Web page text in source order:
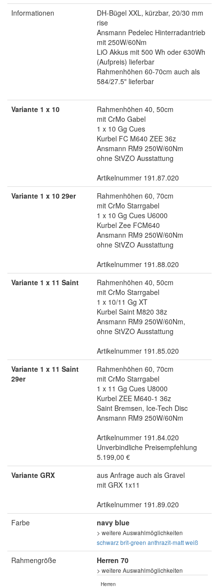
Informationen
DH-Bügel XXL, kürzbar, 20/30 mm
rise
Ansmann Pedelec Hinterradantrieb
mit 250W/60Nm
LiO Akkus mit 500 Wh oder 630Wh
(Aufpreis) lieferbar
Rahmenhöhen 60-70cm auch als
584/27.5" lieferbar
Variante 1 x 10
Rahmenhöhen 40, 50cm
mit CrMo Gabel
1 x 10 Gg Cues
Kurbel FC M640 ZEE 36z
Ansmann RM9 250W/60Nm
ohne StVZO Ausstattung
Artikelnummer 191.87.020
Variante 1 x 10 29er
Rahmenhöhen 60, 70cm
mit CrMo Starrgabel
1 x 10 Gg Cues U6000
Kurbel Zee FCM640
Ansmann RM9 250W/60Nm
ohne StVZO Ausstattung
Artikelnummer 191.88.020
Variante 1 x 11 Saint
Rahmenhöhen 40, 50cm
mit CrMo Starrgabel
1 x 10/11 Gg XT
Kurbel Saint M820 38z
Ansmann RM9 250W/60Nm,
ohne StVZO Ausstattung
Artikelnummer 191.85.020
Variante 1 x 11 Saint
29er
Rahmenhöhen 60, 70cm
mit CrMo Starrgabel
1 x 11 Gg Cues U8000
Kurbel ZEE M640-1 36z
Saint Bremsen, Ice-Tech Disc
Ansmann RM9 250W/60Nm
Artikelnummer 191.84.020
Unverbindliche Preisempfehlung
5.199,00 €
Variante GRX
aus Anfrage auch als Gravel
mit GRX 1x11
Artikelnummer 191.89.020
Farbe
navy blue
> weitere Auswahlmöglichkeiten
schwarzbrit-green anthrazit-mattweiß
Rahmengröße Herren 70
> weitere Auswahlmöglichkeiten
Herren